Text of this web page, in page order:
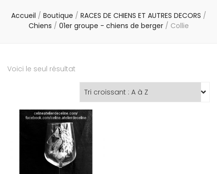
Accueil / Boutique / RACES DE CHIENS ET AUTRES DECORS /
Chiens / 01er groupe - chiens de berger / Collie
Voici le seul résultat